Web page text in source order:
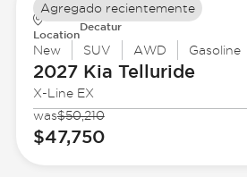
Location
Decatur
New SUV AWD Gasoline
2027 Kia Telluride
X-Line EX
was$50,210
$47,750
Agregado recientemente